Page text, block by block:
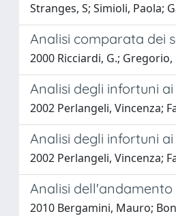
Stranges, S; Simioli, Paola;
Analisi comparata dei
2000 Ricciardi, G.; Gregorio,
Analisi degli infortuni
2002 Perlangeli, Vincenza;
Analisi degli infortuni
2002 Perlangeli, Vincenza;
Analisi
2010 Bergamini, Mauro;